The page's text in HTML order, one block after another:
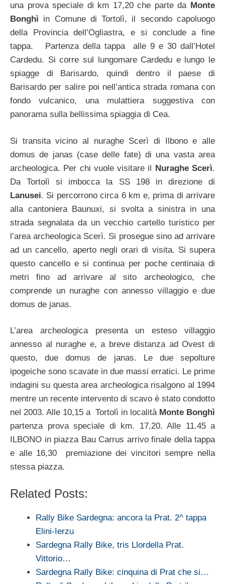
una prova speciale di km 17,20 che parte da Monte
Bonghì in Comune di Tortolì, il secondo capoluogo
della Provincia dell’Ogliastra, e si conclude a fine
tappa. Partenza della tappa alle 9 e 30 dall’Hotel
Cardedu. Si corre sul lungomare Cardedu e lungo le
spiagge di Barisardo, quindi dentro il paese di
Barisardo per salire poi nell’antica strada romana con
fondo vulcanico, una mulattiera suggestiva con
panorama sulla bellissima spiaggia di Cea.
Si transita vicino al nuraghe Scerì di Ilbono e alle
domus de janas (case delle fate) di una vasta area
archeologica. Per chi vuole visitare il Nuraghe Scerì.
Da Tortolì si imbocca la SS 198 in direzione di
Lanusei. Si percorrono circa 6 km e, prima di arrivare
alla cantoniera Baunuxi, si svolta a sinistra in una
strada segnalata da un vecchio cartello turistico per
l’area archeologica Scerì. Si prosegue sino ad arrivare
ad un cancello, aperto negli orari di visita. Si supera
questo cancello e si continua per poche centinaia di
metri fino ad arrivare al sito archeologico, che
comprende un nuraghe con annesso villaggio e due
domus de janas.
L’area archeologica presenta un esteso villaggio
annesso al nuraghe e, a breve distanza ad Ovest di
questo, due domus de janas. Le due sepolture
ipogeiche sono scavate in due massi erratici. Le prime
indagini su questa area archeologica risalgono al 1994
mentre un recente intervento di scavo è stato condotto
nel 2003. Alle 10,15 a Tortolì in località Monte Bonghì
partenza prova speciale di km. 17,20. Alle 11.45 a
ILBONO in piazza Bau Carrus arrivo finale della tappa
e alle 16,30 premiazione dei vincitori sempre nella
stessa piazza.
Related Posts:
Rally Bike Sardegna: ancora la Prat. 2^ tappa
Elini-Ierzu
Sardegna Rally Bike, tris Llordella Prat.
Vittorio…
Sardegna Rally Bike: cinquina di Prat che si…